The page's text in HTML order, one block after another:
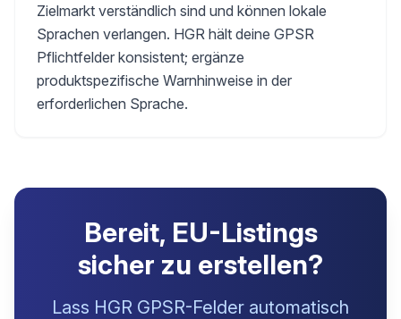
Zielmarkt verständlich sind und können lokale
Sprachen verlangen. HGR hält deine GPSR
Pflichtfelder konsistent; ergänze
produktspezifische Warnhinweise in der
erforderlichen Sprache.
Bereit, EU-Listings
sicher zu erstellen?
Lass HGR GPSR-Felder automatisch